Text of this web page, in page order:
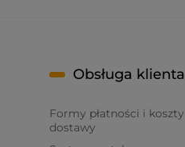
Obsługa klienta
Formy płatności i koszty
dostawy